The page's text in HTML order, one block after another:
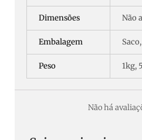
Dimensões Não
Embalagem
Peso 1kg,
Não há